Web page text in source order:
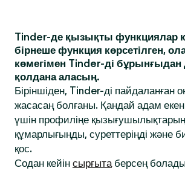
Tinder-де қызықты функциялар
бірнеше функция көрсетілген,
көмегімен Tinder-ді
қолдана аласың.
Біріншіден, Tinder-ді пайдаланған
жасасаң болғаны. Қандай адам
үшін профиліңе
құмарлығыңды, суреттеріңді және
қос.
Содан кейін сырғытаберсең